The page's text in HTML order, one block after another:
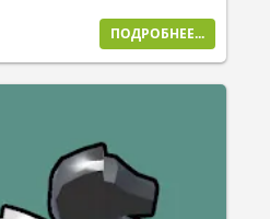
ПОДРОБНЕЕ...